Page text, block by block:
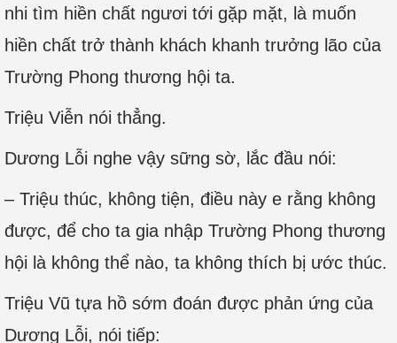
nhi tìm hiền chất ngươi tới gặp mặt, là muốn
hiền chất trở thành khách khanh trưởng lão của
Trường Phong thương hội ta.
Triệu Viễn nói thẳng.
Dương Lỗi nghe vậy sững sờ, lắc đầu nói:
– Triệu thúc, không tiện, điều này e rằng không
được, để cho ta gia nhập Trường Phong thương
hội là không thể nào, ta không thích bị ước thúc.
Triệu Vũ tựa hồ sớm đoán được phản ứng của
Dương Lỗi, nói tiếp: